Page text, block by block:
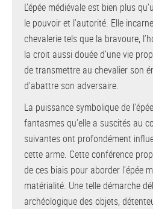
L’épée médiévale est bien plus
le pouvoir et l’autorité. Elle
chevalerie tels que la bravoure,
la croit aussi douée d’une vie
de transmettre au chevalier son
d’abattre son adversaire.
La puissance symbolique de
fantasmes qu’elle a suscités au
suivantes ont profondément
cette arme. Cette conférence
de ces biais pour aborder l’épée
matérialité. Une telle démarche
archéologique des objets,